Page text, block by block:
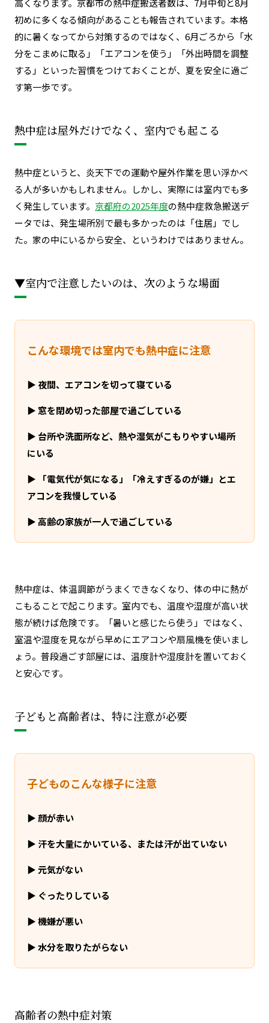
高くなります。京都市の熱中症搬送者数は、7月中旬と8月
初めに多くなる傾向があることも報告されています。本格
的に暑くなってから対策するのではなく、6月ごろから「水
分をこまめに取る」「エアコンを使う」「外出時間を調整
する」といった習慣をつけておくことが、夏を安全に過ご
す第一歩です。
熱中症は屋外だけでなく、室内でも起こる
熱中症というと、炎天下での運動や屋外作業を思い浮かべ
る人が多いかもしれません。しかし、実際には室内でも多
く発生しています。 京都府の2025年度の熱中症救急搬送デ
ータでは、発生場所別で最も多かったのは「住居」でし
た。家の中にいるから安全、というわけではありません。
▼室内で注意したいのは、次のような場面
こんな環境では室内でも熱中症に注意
▶ 夜間、エアコンを切って寝ている
▶ 窓を閉め切った部屋で過ごしている
▶ 台所や洗面所など、熱や湿気がこもりやすい場所
にいる
▶
「電気代が気になる」「冷えすぎるのが嫌」とエ
アコンを我慢している
▶ 高齢の家族が一人で過ごしている
熱中症は、体温調節がうまくできなくなり、体の中に熱が
こもることで起こります。室内でも、温度や湿度が高い状
態が続けば危険です。
「暑いと感じたら使う」ではなく、
室温や湿度を見ながら早めにエアコンや扇風機を使いまし
ょう。普段過ごす部屋には、温度計や湿度計を置いておく
と安心です。
子どもと高齢者は、特に注意が必要
子どものこんな様子に注意
▶顔が赤い
▶ 汗を大量にかいている、または汗が出ていない
▶元気がない
▶ ぐったりしている
▶機嫌が悪い
▶水分を取りたがらない
高齢者の熱中症対策